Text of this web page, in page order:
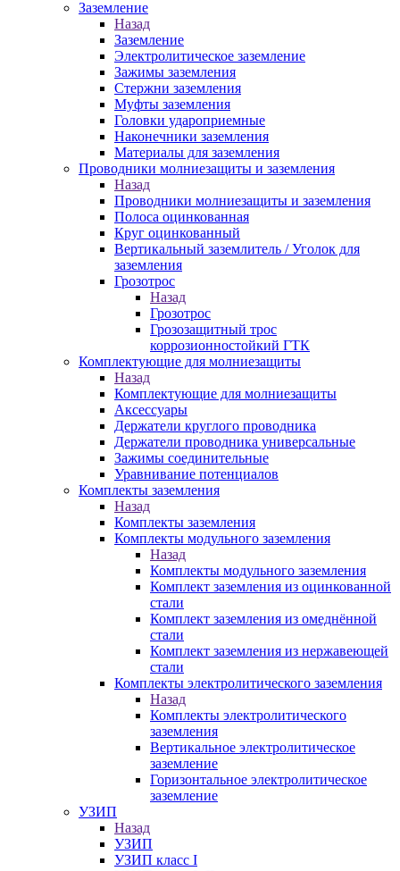
Заземление
Назад
Заземление
Электролитическое заземление
Зажимы заземления
Стержни заземления
Муфты заземления
Головки удароприемные
Наконечники заземления
Материалы для заземления
Проводники молниезащиты и заземления
Назад
Проводники молниезащиты и заземления
Полоса оцинкованная
Круг оцинкованный
Вертикальный заземлитель / Уголок для
заземления
Грозотрос
Назад
Грозотрос
Грозозащитный трос
коррозионностойкий ГТК
Комплектующие для молниезащиты
Назад
Комплектующие для молниезащиты
Аксессуары
Держатели круглого проводника
Держатели проводника универсальные
Зажимы соединительные
Уравнивание потенциалов
Комплекты заземления
Назад
Комплекты заземления
Комплекты модульного заземления
Назад
Комплекты модульного заземления
Комплект заземления из оцинкованной
стали
Комплект заземления из омеднённой
стали
Комплект заземления из нержавеющей
стали
Комплекты электролитического заземления
Назад
Комплекты электролитического
заземления
Вертикальное электролитическое
заземление
Горизонтальное электролитическое
заземление
УЗИП
Назад
УЗИП
УЗИП класс I